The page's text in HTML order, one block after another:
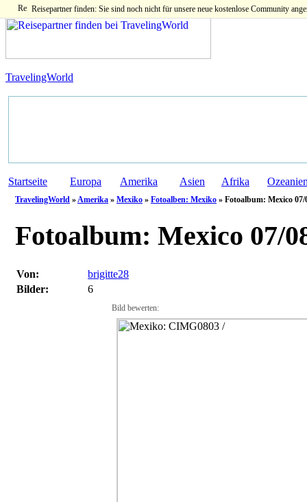
Reisepartner finden: Sie sind noch nicht für unsere neue kostenlose Community
TravelingWorld
Startseite Europa Amerika Asien Afrika
TravelingWorld »Amerika » Mexiko » Fotoalben: Mexiko » Fotoalbum: Mexico
Fotoalbum: Mexico 07/
Von:
brigitte28
Bilder:
6
Bild bewerten: